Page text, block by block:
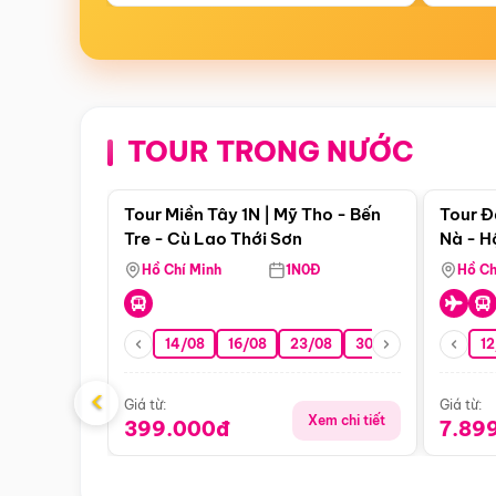
TOUR TRONG NƯỚC
Điểm nổi bật
Tour Miền Tây 1N | Mỹ Tho - Bến
Tre - Cù Lao Thới Sơn
Hồ Chí Minh 1N0Đ
14/08 16/08 23/08 30/08 06/09
Giá từ:
399.000đ Xem chi tiết
Tour
Nà -
Nha
Hồ
Giá từ:
‹